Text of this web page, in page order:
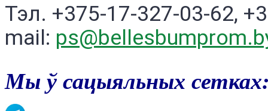
Тэл. +375-17-327-03-62,
mail:
Мы ў сацыяльных